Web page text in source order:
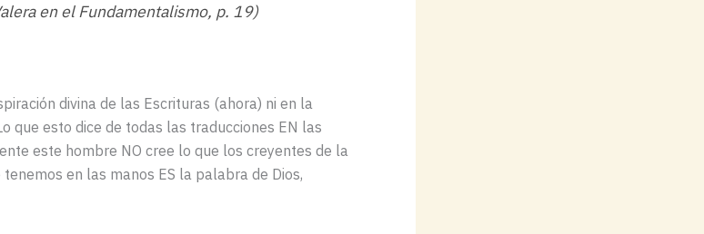
en el Fundamentalismo, p. 19)
divina de las Escrituras (ahora) ni en la
que esto dice de todas las traducciones EN las
este hombre NO cree lo que los creyentes de la
en las manos ES la palabra de Dios,